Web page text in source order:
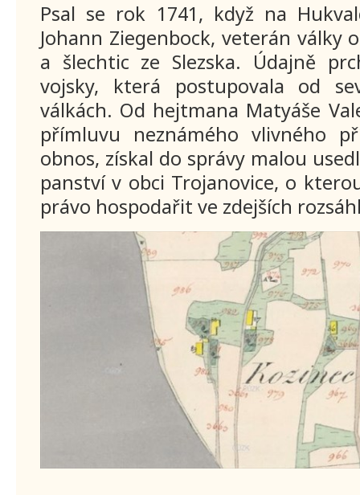
Psal se rok 1741, když na
Johann Ziegenbock, veterán války
a šlechtic ze Slezska. Údajně
vojsky, která postupovala od
válkách. Od hejtmana Matyáše
přímluvu neznámého vlivného
obnos, získal do správy malou
panství v obci Trojanovice, o
právo hospodařit ve zdejších